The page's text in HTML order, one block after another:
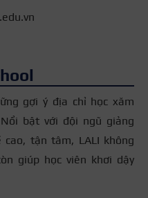
gợi ý địa chỉ học xăm
bật với đội ngũ giảng
cao, tận tâm, LALI không
giúp học viên khơi dậy